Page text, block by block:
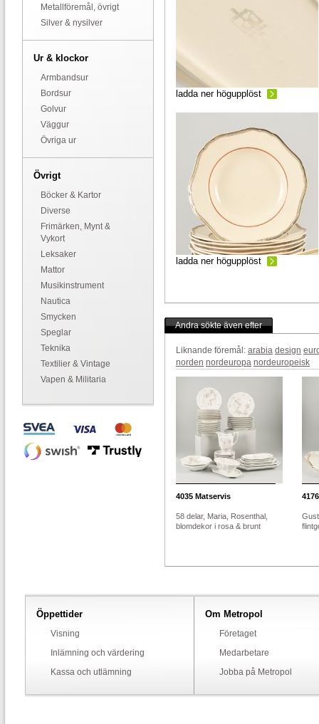
Metallföremål, övrigt
Silver & nysilver
Ur & klockor
Armbandsur
Bordsur
Golvur
Väggur
Övriga ur
Övrigt
Böcker & Kartor
Diverse
Frimärken, Mynt &
Vykort
Leksaker
Mattor
Musikinstrument
Nautica
Smycken
Speglar
Teknika
Textilier & Vintage
Vapen & Militaria
ladda ner högupplöst
ladda ner högupplöst
Andra sökte även efter
Liknande föremål: arabia design
norden nordeuropa nordeuropeisk
4035 Matservis
58 delar, Maria, Rosenthal,
blomdekor i rosa & brunt
4176
Öppettider
Visning
Inlämning och värdering
Kassa och utlämning
Om Metropol
Företaget
Medarbetare
Jobba på Metropol